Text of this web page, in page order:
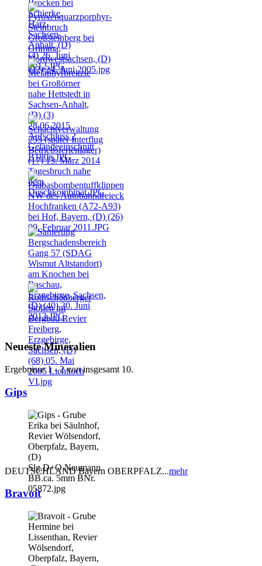
Neueste Mineralien
Ergebnisse 1 - 2 von insgesamt 10.
Gips
DEUTSCHLAND Bayern OBERPFALZ...mehr
Bravoit